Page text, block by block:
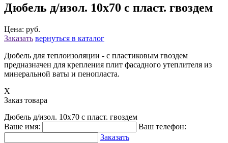
Дюбель д/изол. 10х70 с пласт. гвоздем
Цена: руб.
Заказать вернуться в каталог
Дюбель для теплоизоляции - с пластиковым гвоздем
предназначен для крепления плит фасадного утеплителя из
минеральной ваты и пенопласта.
X
Заказ товара
Дюбель д/изол. 10х70 с пласт. гвоздем
Ваше имя:
Ваш телефон:
Заказать